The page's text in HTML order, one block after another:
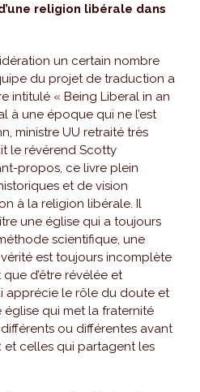
religion libérale dans
un certain nombre
du projet de traduction a
intitulé « Being Liberal in an
à une époque qui ne l’est
ministre UU retraité très
le révérend Scotty
propos, ce livre plein
et de vision
à la religion libérale. Il
une église qui a toujours
scientifique, une
est toujours incomplète
d’être révélée et
apprécie le rôle du doute et
qui met la fraternité
ou différentes avant
celles qui partagent les